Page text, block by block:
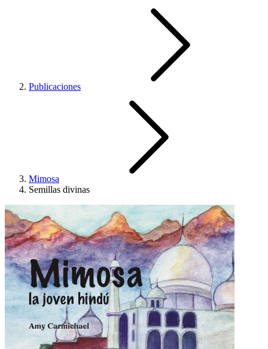
Publicaciones
Mimosa
Semillas divinas